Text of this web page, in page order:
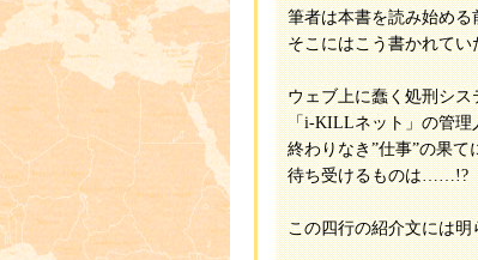
筆者は本書を読み始め
そこにはこう書かれてい
ウェブ上に蠢く処刑シス
「i-KILLネット」の管理
終わりなき”仕事”の果て
待ち受けるものは……!?
この四行の紹介文には